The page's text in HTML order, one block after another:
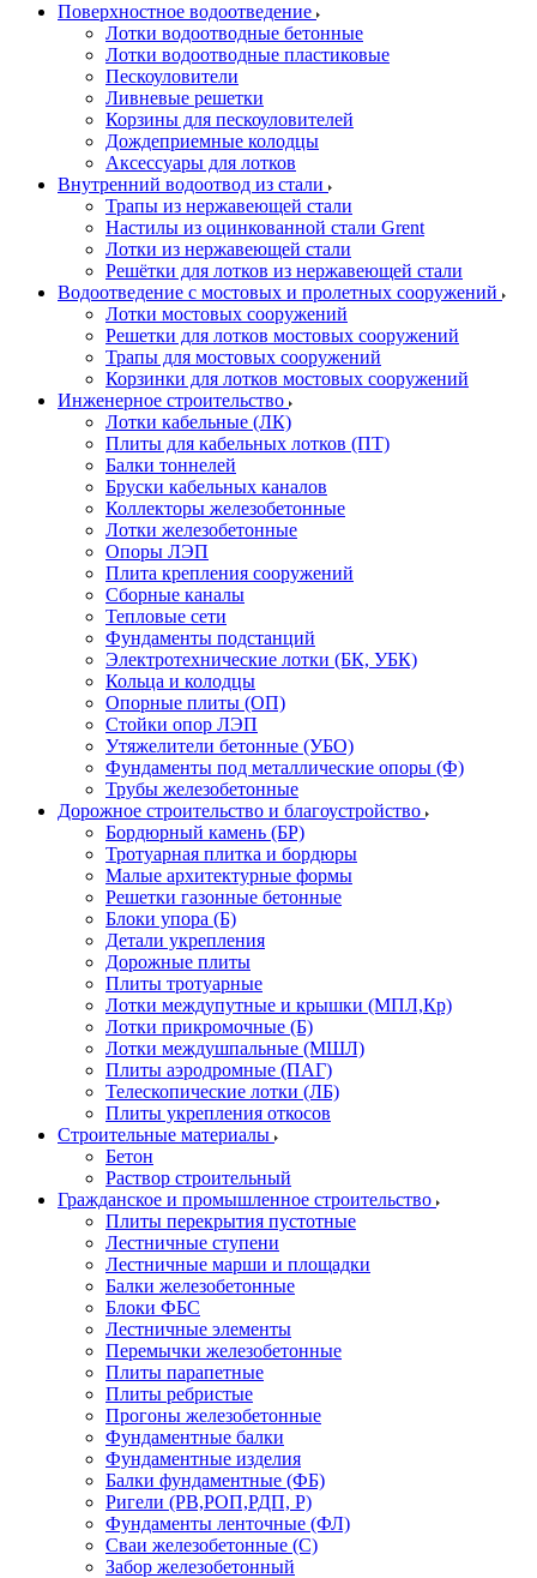
Поверхностное водоотведение
Лотки водоотводные бетонные
Лотки водоотводные пластиковые
Пескоуловители
Ливневые решетки
Корзины для пескоуловителей
Дождеприемные колодцы
Аксессуары для лотков
Внутренний водоотвод из стали
Трапы из нержавеющей стали
Настилы из оцинкованной стали Grent
Лотки из нержавеющей стали
Решётки для лотков из нержавеющей стали
Водоотведение с мостовых и пролетных сооружений
Лотки мостовых сооружений
Решетки для лотков мостовых сооружений
Трапы для мостовых сооружений
Корзинки для лотков мостовых сооружений
Инженерное строительство
Лотки кабельные (ЛК)
Плиты для кабельных лотков (ПТ)
Балки тоннелей
Бруски кабельных каналов
Коллекторы железобетонные
Лотки железобетонные
Опоры ЛЭП
Плита крепления сооружений
Сборные каналы
Тепловые сети
Фундаменты подстанций
Электротехнические лотки (БК, УБК)
Кольца и колодцы
Опорные плиты (ОП)
Стойки опор ЛЭП
Утяжелители бетонные (УБО)
Фундаменты под металлические опоры (Ф)
Трубы железобетонные
Дорожное строительство и благоустройство
Бордюрный камень (БР)
Тротуарная плитка и бордюры
Малые архитектурные формы
Решетки газонные бетонные
Блоки упора (Б)
Детали укрепления
Дорожные плиты
Плиты тротуарные
Лотки междупутные и крышки (МПЛ,Кр)
Лотки прикромочные (Б)
Лотки междушпальные (МШЛ)
Плиты аэродромные (ПАГ)
Телескопические лотки (ЛБ)
Плиты укрепления откосов
Строительные материалы
Бетон
Раствор строительный
Гражданское и промышленное строительство
Плиты перекрытия пустотные
Лестничные ступени
Лестничные марши и площадки
Балки железобетонные
Блоки ФБС
Лестничные элементы
Перемычки железобетонные
Плиты парапетные
Плиты ребристые
Прогоны железобетонные
Фундаментные балки
Фундаментные изделия
Балки фундаментные (ФБ)
Ригели (РВ,РОП,РДП, Р)
Фундаменты ленточные (ФЛ)
Сваи железобетонные (С)
Забор железобетонный